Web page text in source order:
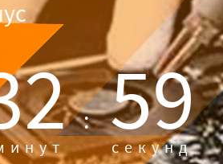
: 58
секунд